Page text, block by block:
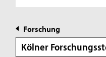
Forschung
Kölner